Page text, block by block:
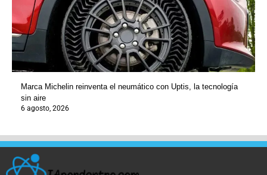
Marca Michelin reinventa el neumático con Uptis, la tecnología
sin aire
6 agosto, 2026